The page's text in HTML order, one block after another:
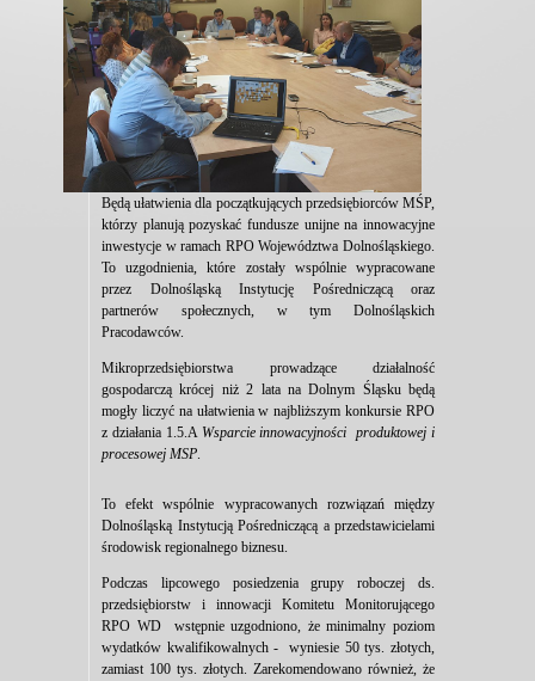
Będą ułatwienia dla początkujących przedsiębiorców MŚP,
którzy planują pozyskać fundusze unijne na innowacyjne
inwestycje w ramach RPO Województwa Dolnośląskiego.
To uzgodnienia, które zostały wspólnie wypracowane
przez Dolnośląską Instytucję Pośredniczącą oraz
partnerów społecznych, w tym Dolnośląskich
Pracodawców.
Mikroprzedsiębiorstwa prowadzące działalność
gospodarczą krócej niż 2 lata na Dolnym Śląsku będą
mogły liczyć na ułatwienia w najbliższym konkursie RPO
z działania 1.5.A Wsparcie innowacyjności produktowej i
procesowej MSP.
To efekt wspólnie wypracowanych rozwiązań między
Dolnośląską Instytucją Pośredniczącą a przedstawicielami
środowisk regionalnego biznesu.
Podczas lipcowego posiedzenia grupy roboczej ds.
przedsiębiorstw i innowacji Komitetu Monitorującego
RPO WD wstępnie uzgodniono, że minimalny poziom
wydatków kwalifikowalnych - wyniesie 50 tys. złotych,
zamiast 100 tys. złotych. Zarekomendowano również, że